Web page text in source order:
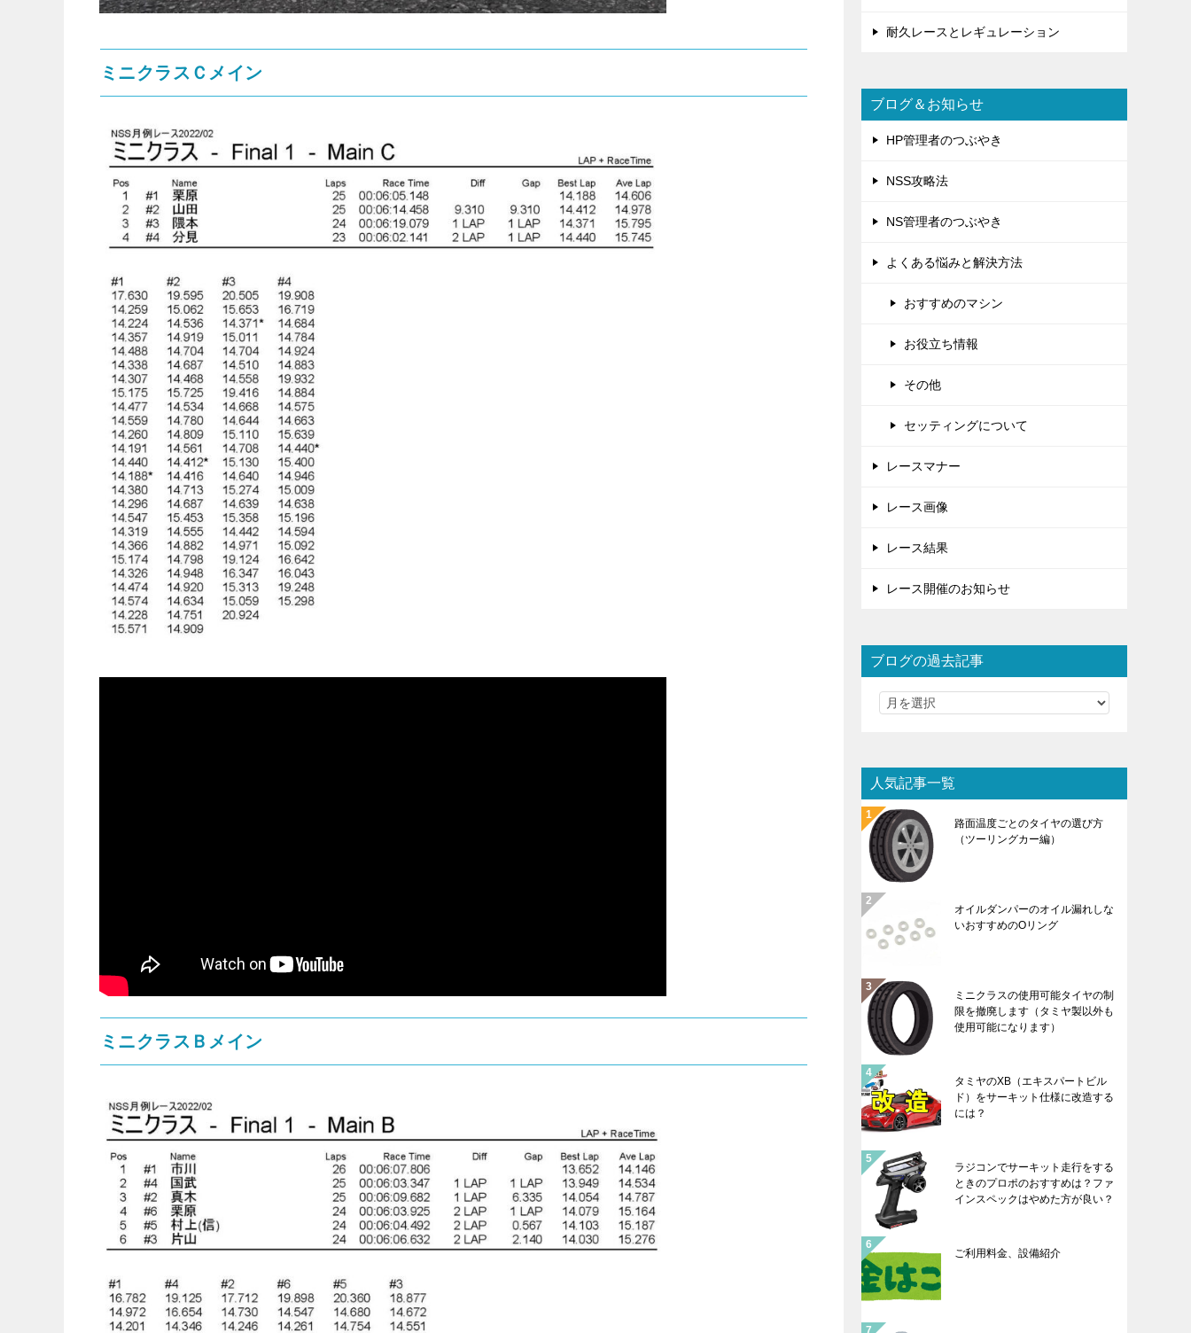
ミニクラスＣメイン
ミニクラスＢメイン
耐久レースとレギュレーション
ブログ＆お知らせ
HP管理者のつぶやき
NSS攻略法
NS管理者のつぶやき
よくある悩みと解決方法
おすすめのマシン
お役立ち情報
その他
セッティングについて
レースマナー
レース画像
レース結果
レース開催のお知らせ
ブログの過去記事
人気記事一覧
路面温度ごとのタイヤの選び方
（ツーリングカー編）
オイルダンパーのオイル漏れしな
いおすすめのOリング
ミニクラスの使用可能タイヤの制
限を撤廃します（タミヤ製以外も
使用可能になります）
タミヤのXB（エキスパートビル
ド）をサーキット仕様に改造する
には？
ラジコンでサーキット走行をする
ときのプロポのおすすめは？ファ
インスペックはやめた方が良い？
ご利用料金、設備紹介